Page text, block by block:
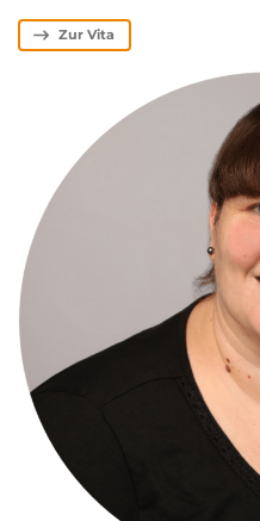
Zur Vita